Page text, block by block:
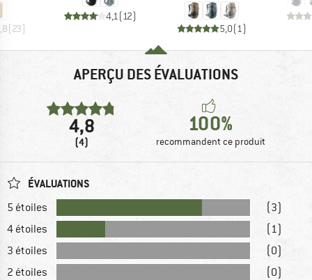
(23)
4,1(12)
5,0(1)
APERÇU DES ÉVALUATIONS
4,8
(4)
100%
recommandent ce produit
ÉVALUATIONS
5 étoiles
(3)
4 étoiles
(1)
3 étoiles
(0)
2 étoiles
(0)